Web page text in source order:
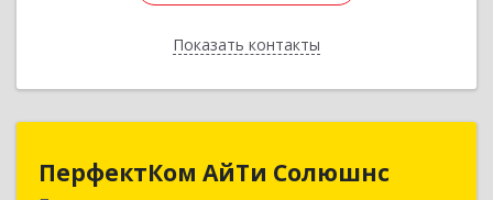
Показать контакты
Назад
ПерфектКом АйТи Солюшнс
ПерфектКом АйТи Солюшнс